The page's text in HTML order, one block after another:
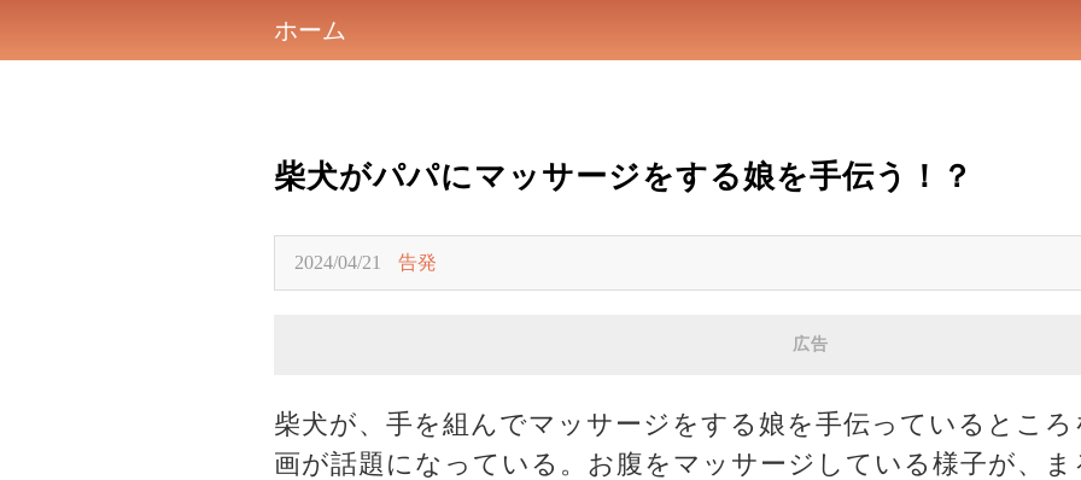
ホーム
柴犬がパパにマッサージをする娘を手伝う！？
2024/04/21 告発
広告
柴犬が、手を組んでマッサージをする娘を手伝っているとこ
画が話題になっている。お腹をマッサージしている様子が、